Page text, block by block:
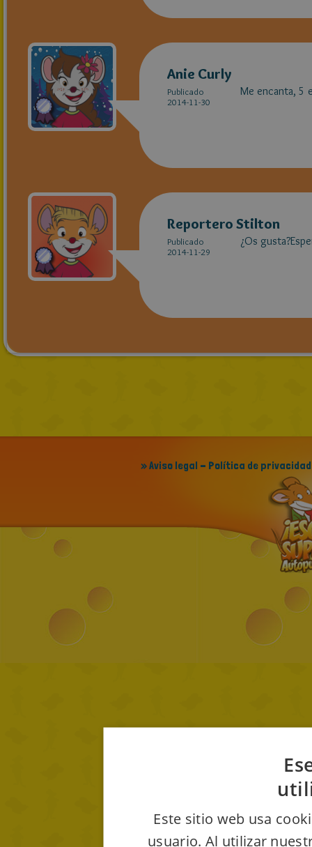
Anie Curly
Publicado
2014-11-30
Me encanta, 5
Reportero Stilton
Publicado
2014-11-29
¿Os
» Aviso legal - Política de privacidad
Este sitio web usa
usuario. Al utilizar